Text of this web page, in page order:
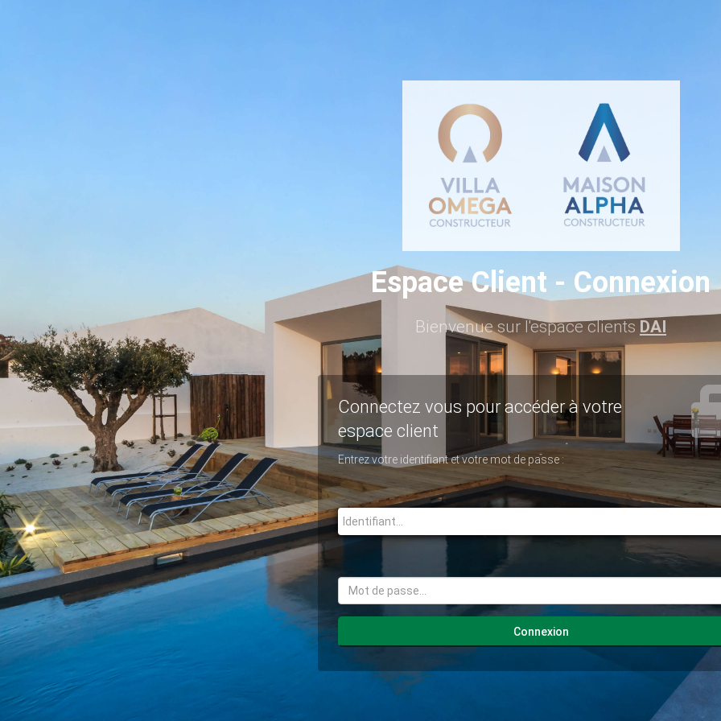
Espace Client - Connexion
Bienvenue sur l'espace clients DAI
Connectez vous pour accéder à votre
espace client
Entrez votre identifiant et votre mot de passe :
Username
Password
Connexion